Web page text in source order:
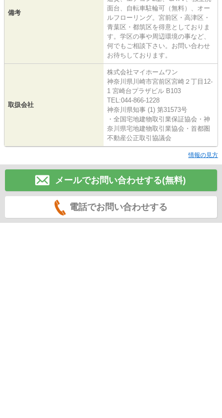
備考
面台、自転車駐輪可（無料）、オー
ルフローリング。宮前区・高津区・
青葉区・都筑区を得意としておりま
す。学区の事や周辺環境の事など、
何でもご相談下さい。お問い合わせ
お待ちしております。
取扱会社
株式会社マイホームワン
神奈川県川崎市宮前区宮崎２丁目12-
1 宮崎台プラザビル B103
TEL:044-866-1228
神奈川県知事 (1) 第31573号
・全国宅地建物取引業保証協会・神
奈川県宅地建物取引業協会・首都圏
不動産公正取引協議会
情報の見方
メールでお問い合わせする(無料)
電話でお問い合わせする